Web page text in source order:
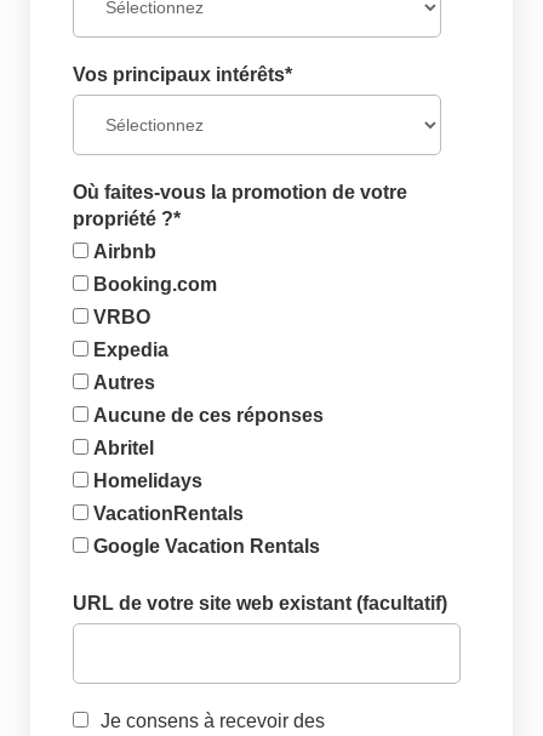
Vos principaux intérêts*
Où faites-vous la promotion de votre
propriété ?*
Airbnb
Booking.com
VRBO
Expedia
Autres
Aucune de ces réponses
Abritel
Homelidays
VacationRentals
Google Vacation Rentals
URL de votre site web existant (facultatif)
Je consens à recevoir des